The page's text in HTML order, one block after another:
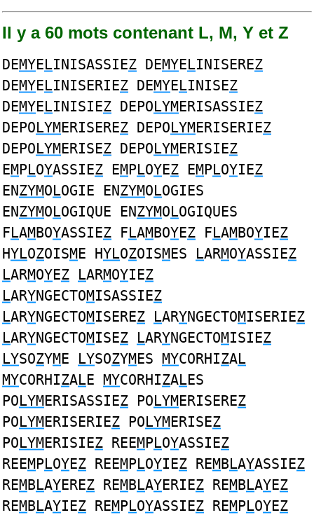
Il y a 60 mots contenant L, M, Y et Z
DEMYELINISASSIEZ DEMYELINISEREZ
DEMYELINISERIEZ DEMYELINISEZ
DEMYELINISIEZ DEPOLYMERISASSIEZ
DEPOLYMERISEREZ DEPOLYMERISERIEZ
DEPOLYMERISEZ DEPOLYMERISIEZ
EMPLOYASSIEZ EMPLOYEZ EMPLOYIEZ
ENZYMOLOGIE ENZYMOLOGIES
ENZYMOLOGIQUE ENZYMOLOGIQUES
FLAMBOYASSIEZ FLAMBOYEZ FLAMBOYIEZ
HYLOZOISME HYLOZOISMES LARMOYASSIEZ
LARMOYEZ LARMOYIEZ
LARYNGECTOMISASSIEZ
LARYNGECTOMISEREZ LARYNGECTOMISERIEZ
LARYNGECTOMISEZ LARYNGECTOMISIEZ
LYSOZYME LYSOZYMES MYCORHIZAL
MYCORHIZALE MYCORHIZALES
POLYMERISASSIEZ POLYMERISEREZ
POLYMERISERIEZ POLYMERISEZ
POLYMERISIEZ REEMPLOYASSIEZ
REEMPLOYEZ REEMPLOYIEZ REMBLAYASSIEZ
REMBLAYEREZ REMBLAYERIEZ REMBLAYEZ
REMBLAYIEZ REMPLOYASSIEZ REMPLOYEZ